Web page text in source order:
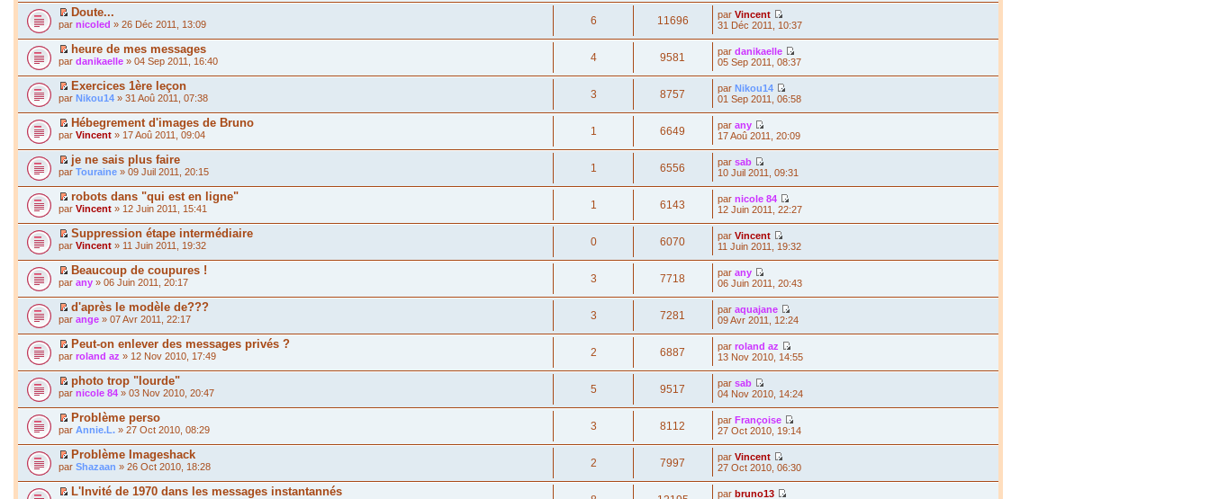
Doute...
par nicoled » 26 Déc 2011, 13:09 6 11696 par Vincent
31 Déc 2011, 10:37
heure de mes messages
par danikaelle » 04 Sep 2011, 16:40 4 9581 par danikaelle
05 Sep 2011, 08:37
Exercices 1ère leçon
par Nikou14 » 31 Aoû 2011, 07:38 3 8757 par Nikou14
01 Sep 2011, 06:58
Hébegrement d'images de Bruno
par Vincent » 17 Aoû 2011, 09:04 1 6649 par any
17 Aoû 2011, 20:09
je ne sais plus faire
par Touraine » 09 Juil 2011, 20:15 1 6556 par sab
10 Juil 2011, 09:31
robots dans "qui est en ligne"
par Vincent » 12 Juin 2011, 15:41 1 6143 par nicole 84
12 Juin 2011, 22:27
Suppression étape intermédiaire
par Vincent » 11 Juin 2011, 19:32 0 6070 par Vincent
11 Juin 2011, 19:32
Beaucoup de coupures !
par any » 06 Juin 2011, 20:17 3 7718 par any
06 Juin 2011, 20:43
d'après le modèle de???
par ange » 07 Avr 2011, 22:17 3 7281 par aquajane
09 Avr 2011, 12:24
Peut-on enlever des messages privés ?
par roland az » 12 Nov 2010, 17:49 2 6887 par roland az
13 Nov 2010, 14:55
photo trop "lourde"
par nicole 84 » 03 Nov 2010, 20:47 5 9517 par sab
04 Nov 2010, 14:24
Problème perso
par Annie.L. » 27 Oct 2010, 08:29 3 8112 par Françoise
27 Oct 2010, 19:14
Problème Imageshack
par Shazaan » 26 Oct 2010, 18:28 2 7997 par Vincent
27 Oct 2010, 06:30
L'Invité de 1970 dans les messages instantannés par bruno13